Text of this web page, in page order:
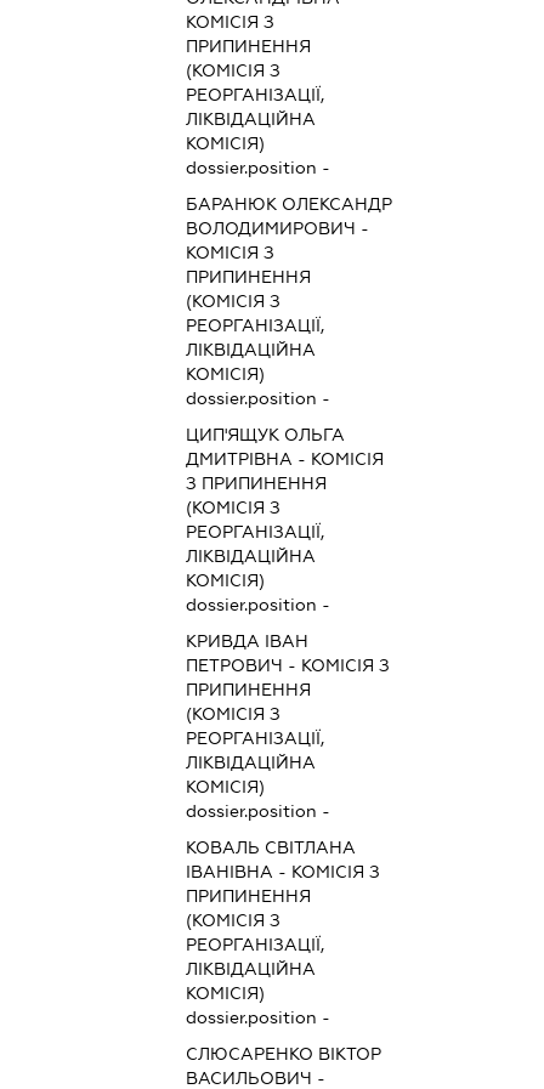
КОМІСІЯ З
ПРИПИНЕННЯ
(КОМІСІЯ З
РЕОРГАНІЗАЦІЇ,
ЛІКВІДАЦІЙНА
КОМІСІЯ)
dossier.position -
БАРАНЮК ОЛЕКСАНДР
ВОЛОДИМИРОВИЧ -
КОМІСІЯ З
ПРИПИНЕННЯ
(КОМІСІЯ З
РЕОРГАНІЗАЦІЇ,
ЛІКВІДАЦІЙНА
КОМІСІЯ)
dossier.position -
ЦИП'ЯЩУК ОЛЬГА
ДМИТРІВНА - КОМІСІЯ
З ПРИПИНЕННЯ
(КОМІСІЯ З
РЕОРГАНІЗАЦІЇ,
ЛІКВІДАЦІЙНА
КОМІСІЯ)
dossier.position -
КРИВДА ІВАН
ПЕТРОВИЧ - КОМІСІЯ З
ПРИПИНЕННЯ
(КОМІСІЯ З
РЕОРГАНІЗАЦІЇ,
ЛІКВІДАЦІЙНА
КОМІСІЯ)
dossier.position -
КОВАЛЬ СВІТЛАНА
ІВАНІВНА - КОМІСІЯ З
ПРИПИНЕННЯ
(КОМІСІЯ З
РЕОРГАНІЗАЦІЇ,
ЛІКВІДАЦІЙНА
КОМІСІЯ)
dossier.position -
СЛЮСАРЕНКО ВІКТОР
ВАСИЛЬОВИЧ -